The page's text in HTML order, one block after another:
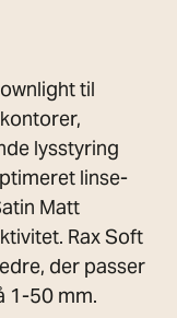
til
lysstyring
linse-
Matt
Rax Soft
der passer
1-50 mm.